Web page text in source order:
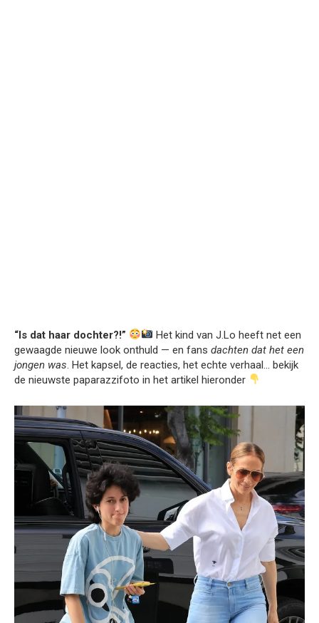
“Is dat haar dochter?!”
Het kind van J.Lo heeft net een
gewaagde nieuwe look onthuld — en fans dachten dat het een
jongen was. Het kapsel, de reacties, het echte verhaal… bekijk
de nieuwste paparazzifoto in het artikel hieronder